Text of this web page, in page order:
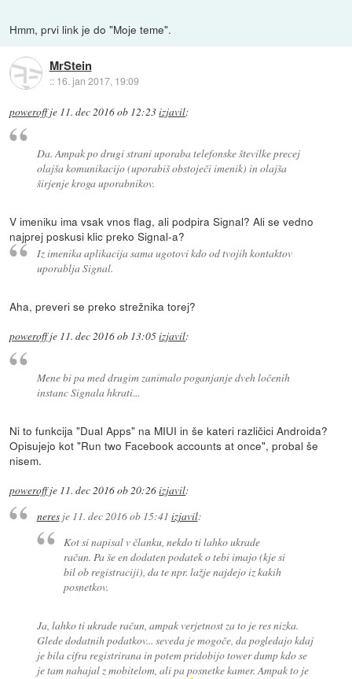
Hmm, prvi link je do "Moje teme".
MrStein
:: 16. jan 2017, 19:09
poweroffje 11. dec 2016 ob 12:23izjavil:
Da. Ampak po drugi strani uporaba telefonske številke precej
olajša komunikacijo (uporabiš obstoječi imenik) in olajša
širjenje kroga uporabnikov.
V imeniku ima vsak vnos flag, ali podpira Signal? Ali se vedno
najprej poskusi klic preko Signal-a?
Iz imenika aplikacija sama ugotovi kdo od tvojih kontaktov
uporablja Signal.
Aha, preveri se preko strežnika torej?
poweroffje 11. dec 2016 ob 13:05izjavil:
Mene bi pa med drugim zanimalo poganjanje dveh ločenih
instanc Signalahkrati...
Ni to funkcija "Dual Apps" na MIUI in še kateri različici Androida?
Opisujejo kot "Run two Facebook accounts at once", probal še
nisem.
poweroffje 11. dec 2016 ob 20:26izjavil:
neresje 11. dec 2016 ob 15:41 izjavil:
Kot si napisal v članku, nekdo ti lahko ukrade
račun. Pa še en dodaten podatek o tebi imajo (kje si
bil ob registraciji), da te npr. lažje najdejo iz kakih
posnetkov.
Ja, lahko ti ukrade račun, ampak verjetnost za to je res nizka.
Glede dodatnih podatkov... seveda je mogoče, da pogledajo kdaj
je bila cifra registrirana in potem pridobijo tower dump kdo se
je tam nahajal z mobitelom, ali pa posnetke kamer. Ampak to je